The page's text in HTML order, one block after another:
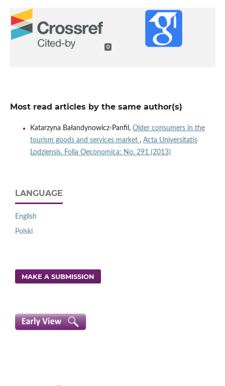
0
Most read articles by the same author(s)
Katarzyna Bałandynowicz-Panfil, Older consumers in the
tourism goods and services market , Acta Universitatis
Lodziensis. Folia Oeconomica: No. 291 (2013)
LANGUAGE
English
Polski
MAKE A SUBMISSION